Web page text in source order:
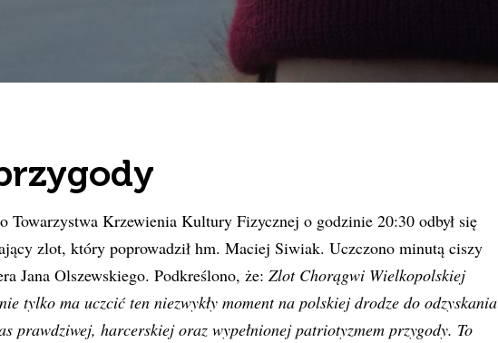
Towarzystwa Krzewienia Kultury Fizycznej o godzinie 20:30 odbył się
zlot, który poprowadził hm. Maciej Siwiak. Uczczono minutą ciszy
Jana Olszewskiego. Podkreślono, że: Zlot Chorągwi Wielkopolskiej
tylko ma uczcić ten niezwykły moment na polskiej drodze do odzyskania
prawdziwej, harcerskiej oraz wypełnionej patriotyzmem przygody. To